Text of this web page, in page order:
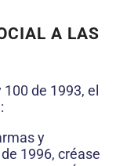
A LAS
de 1993, el
y
1996, créase